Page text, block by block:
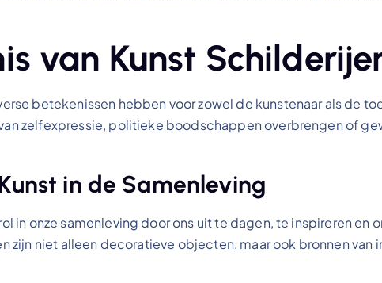
van Kunst
betekenissen hebben voor zowel de kunstenaar als de
zelfexpressie, politieke boodschappen overbrengen of
in de Samenleving
in onze samenleving door ons uit te dagen, te inspireren en
zijn niet alleen decoratieve objecten, maar ook bronnen van